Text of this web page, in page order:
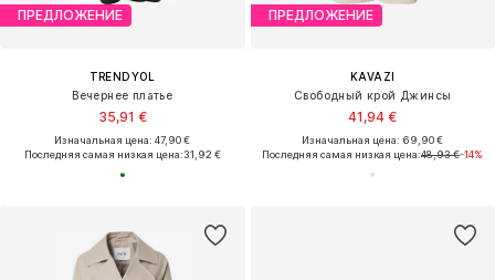
ПРЕДЛОЖЕНИЕ
TRENDYOL
Вечернее платье
35,91 €
Изначальная цена: 47,90 €
Последняя самая низкая цена:31,92 €
ПРЕДЛОЖЕНИЕ
KAVAZI
Свободный крой Джинсы
41,94 €
Изначальная цена: 69,90 €
Последняя самая низкая цена:48,93 €-14%